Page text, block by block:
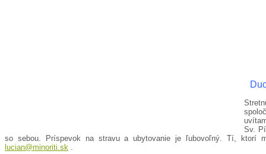
Sv.
so sebou. Príspevok na stravu a ubytovanie je ľubovoľný. Tí, ktorí
lucian@minoriti.sk